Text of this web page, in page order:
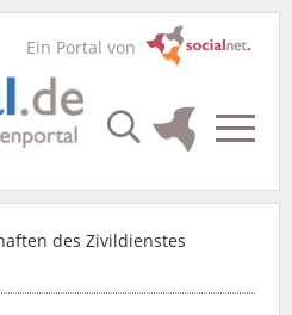
Ein Portal von
des Zivildienstes